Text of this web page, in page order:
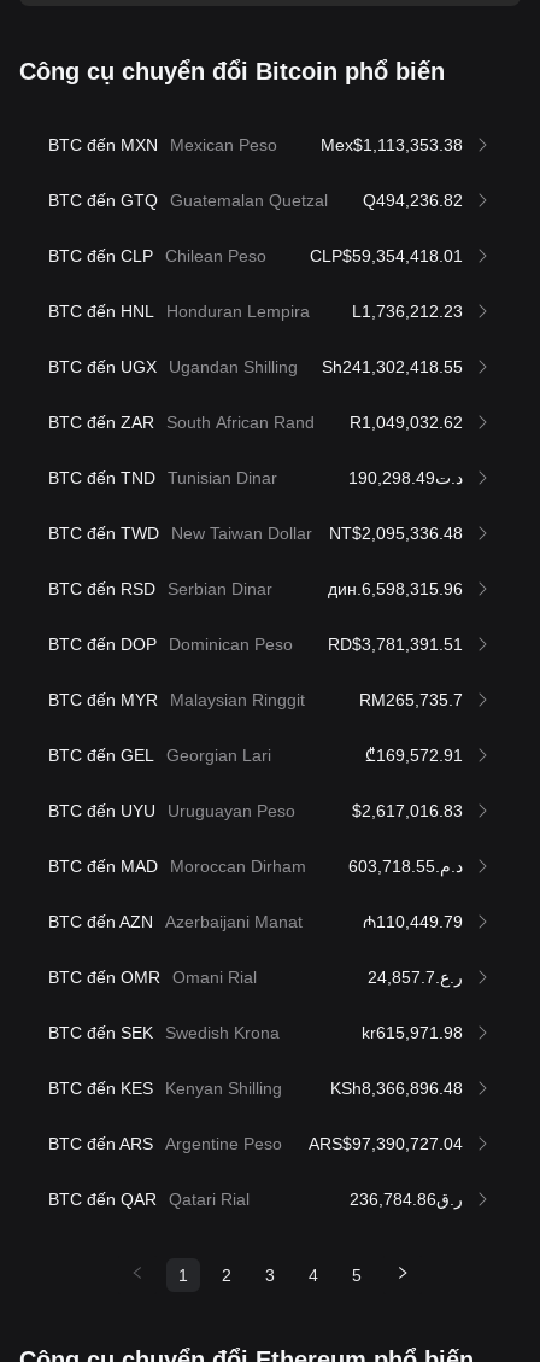
Công cụ chuyển đổi Bitcoin phổ biến
BTC đến MXN Mexican Peso Mex$1,113,353.38
BTC đến GTQ Guatemalan Quetzal Q494,236.82
BTC đến CLP Chilean Peso CLP$59,354,418.01
BTC đến HNL Honduran Lempira L1,736,212.23
BTC đến UGX Ugandan Shilling Sh241,302,418.55
BTC đến ZAR South African Rand R1,049,032.62
BTC đến TND Tunisian Dinar د.ت190,298.49
BTC đến TWD New Taiwan Dollar NT$2,095,336.48
BTC đến RSD Serbian Dinar дин.6,598,315.96
BTC đến DOP Dominican Peso RD$3,781,391.51
BTC đến MYR Malaysian Ringgit RM265,735.7
BTC đến GEL Georgian Lari ₾169,572.91
BTC đến UYU Uruguayan Peso $2,617,016.83
BTC đến MAD Moroccan Dirham د.م.603,718.55
BTC đến AZN Azerbaijani Manat ₼110,449.79
BTC đến OMR Omani Rial ر.ع.24,857.7
BTC đến SEK Swedish Krona kr615,971.98
BTC đến KES Kenyan Shilling KSh8,366,896.48
BTC đến ARS Argentine Peso ARS$97,390,727.04
BTC đến QAR Qatari Rial ر.ق236,784.86
1 2 3 4 5